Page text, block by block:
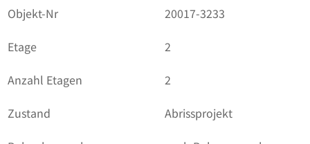
Objekt-Nr
20017-3233
Etage
2
Anzahl Etagen
2
Zustand
Abrissprojekt